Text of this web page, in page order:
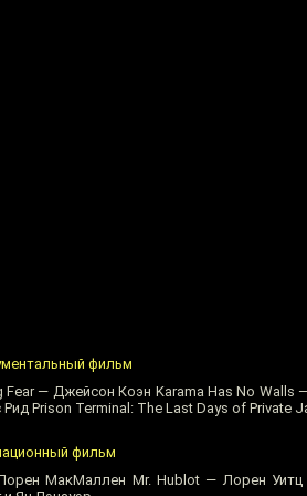
фильм
— Джейсон Коэн Karama Has No Walls
Prison Terminal: The Last Days of Private
фильм
МакМаллен Mr. Hublot — Лорен Уитц